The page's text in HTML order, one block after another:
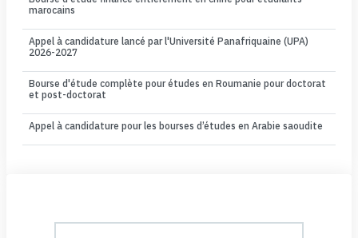
marocains
Appel à candidature lancé par l'Université Panafriquaine (UPA)
2026-2027
Bourse d'étude complète pour études en Roumanie pour doctorat
et post-doctorat
Appel à candidature pour les bourses d’études en Arabie saoudite